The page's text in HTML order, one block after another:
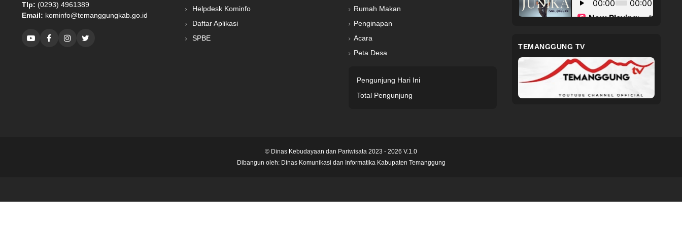
Tlp: (0293) 4961389
Email: kominfo@temanggungkab.go.id
Helpdesk Kominfo
Daftar Aplikasi
SPBE
Rumah Makan
Penginapan
Acara
Peta Desa
Pengunjung Hari Ini
Total Pengunjung
TEMANGGUNG TV
© Dinas Kebudayaan dan Pariwisata 2023 - 2026 V.1.0
Dibangun oleh: Dinas Komunikasi dan Informatika Kabupaten Temanggung